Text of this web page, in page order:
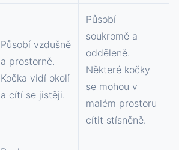
Působí vzdušně
a prostorně.
Kočka vidí okolí
a cítí se jistěji.
Působí
soukromě a
odděleně.
Některé kočky
se mohou v
malém prostoru
cítit stísněně.